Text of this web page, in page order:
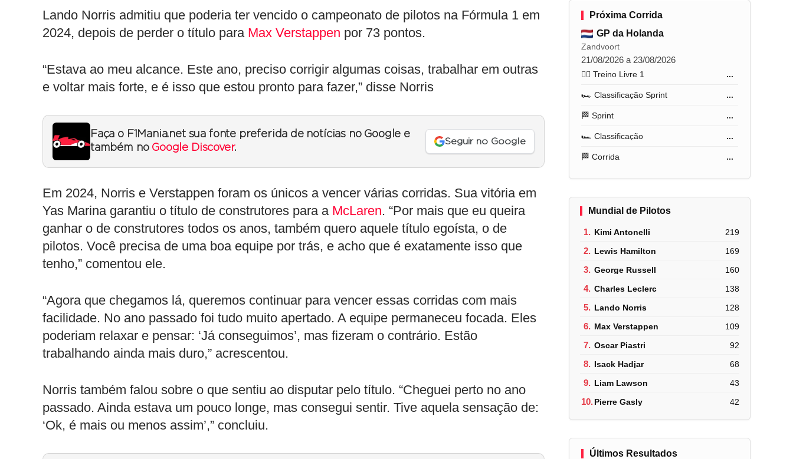
Lando Norris admitiu que poderia ter vencido o campeonato de pilotos na Fórmula 1 em
2024, depois de perder o título para Max Verstappen por 73 pontos.
“Estava ao meu alcance. Este ano, preciso corrigir algumas coisas, trabalhar em outras
e voltar mais forte, e é isso que estou pronto para fazer,” disse Norris
Faça o F1Mania.net sua fonte preferida de notícias no Google e
também no Google Discover.
Seguir no Google
Em 2024, Norris e Verstappen foram os únicos a vencer várias corridas. Sua vitória em
Yas Marina garantiu o título de construtores para a McLaren. “Por mais que eu queira
ganhar o de construtores todos os anos, também quero aquele título egoísta, o de
pilotos. Você precisa de uma boa equipe por trás, e acho que é exatamente isso que
tenho,” comentou ele.
“Agora que chegamos lá, queremos continuar para vencer essas corridas com mais
facilidade. No ano passado foi tudo muito apertado. A equipe permaneceu focada. Eles
poderiam relaxar e pensar: ‘Já conseguimos’, mas fizeram o contrário. Estão
trabalhando ainda mais duro,” acrescentou.
Norris também falou sobre o que sentiu ao disputar pelo título. “Cheguei perto no ano
passado. Ainda estava um pouco longe, mas consegui sentir. Tive aquela sensação de:
‘Ok, é mais ou menos assim’,” concluiu.
Próxima Corrida
GP da Holanda
Zandvoort
21/08/2026 a 23/08/2026
🏋️‍♂️ Treino Livre 1 ...
🏎️ Classificação Sprint ...
🏁 Sprint ...
🏎️ Classificação ...
🏁 Corrida ...
Mundial de Pilotos
1. Kimi Antonelli 219
2. Lewis Hamilton 169
3. George Russell 160
4. Charles Leclerc 138
5. Lando Norris 128
6. Max Verstappen 109
7. Oscar Piastri 92
8. Isack Hadjar 68
9. Liam Lawson 43
10.Pierre Gasly 42
Últimos Resultados